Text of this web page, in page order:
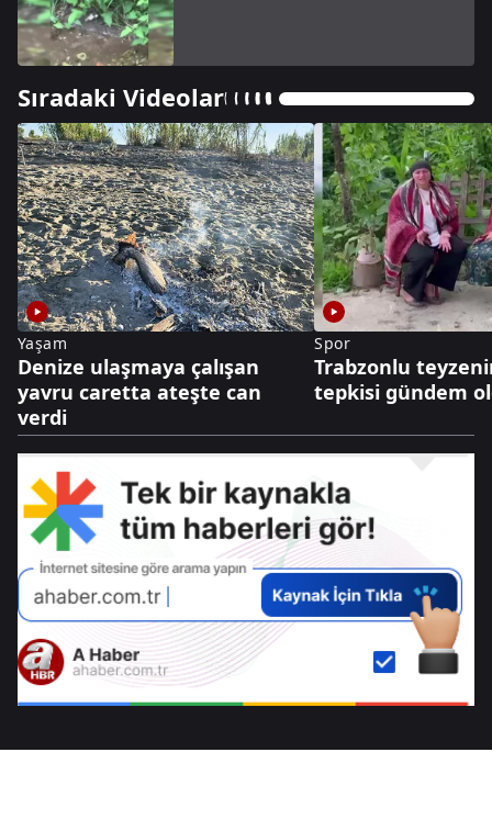
Sıradaki Videolar
Yaşam
Denize ulaşmaya çalışan
yavru caretta ateşte can
verdi
Spor
Trabzonlu
tepkisi gündem